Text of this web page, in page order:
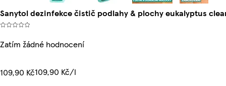
Sanytol dezinfekce čistič podlahy & plochy eukalyptus
Zatím žádné hodnocení
109,90 Kč109,90 Kč/l